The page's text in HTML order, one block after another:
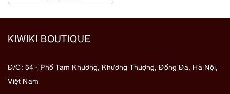
KIWIKI BOUTIQUE
Đ/C: 54 - Phố Tam Khương, Khương Thượng, Đống Đa, Hà Nội,
Việt Nam